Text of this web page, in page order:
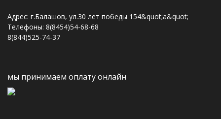
Адрес: г.Балашов, ул.30 лет победы 154&quot;а&quot;
Телефоны: 8(8454)54-68-68
8(844)525-74-37
мы принимаем оплату онлайн